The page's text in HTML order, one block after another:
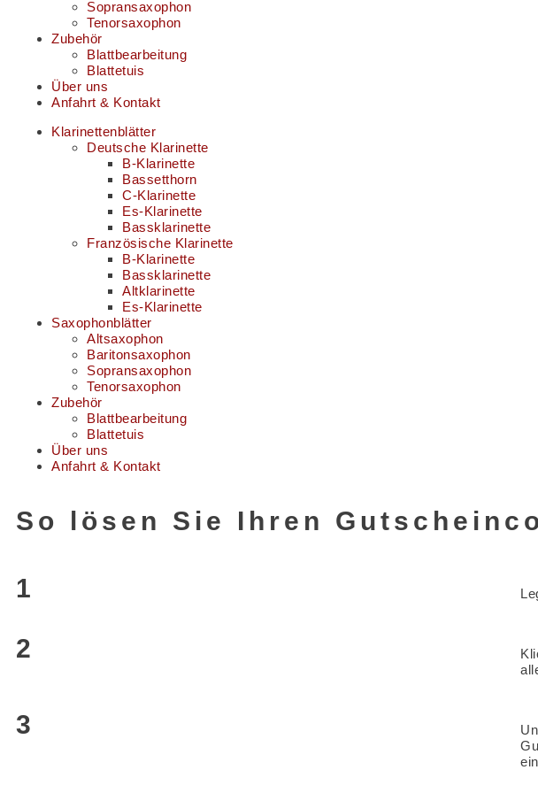
Sopransaxophon
Tenorsaxophon
Zubehör
Blattbearbeitung
Blattetuis
Über uns
Anfahrt & Kontakt
Klarinettenblätter
Deutsche Klarinette
B-Klarinette
Bassetthorn
C-Klarinette
Es-Klarinette
Bassklarinette
Französische Klarinette
B-Klarinette
Bassklarinette
Altklarinette
Es-Klarinette
Saxophonblätter
Altsaxophon
Baritonsaxophon
Sopransaxophon
Tenorsaxophon
Zubehör
Blattbearbeitung
Blattetuis
Über uns
Anfahrt & Kontakt
So lösen Sie Ihren
1
2
3